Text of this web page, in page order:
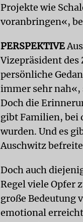
Projekte wie
voranbringen«,
PERSPEKTIVE
Vizepräsident des
persönliche
immer sehr nah«,
Doch die
gibt Familien, bei
wurden. Und es
Auschwitz
Doch auch
Regel viele Opfer
große Bedeutung
emotional